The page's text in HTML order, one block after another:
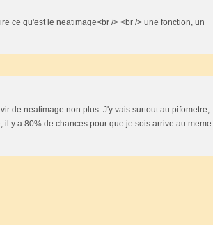
ce qu'est le neatimage<br /> <br /> une fonction, un
de neatimage non plus. J'y vais surtout au pifometre,
il y a 80% de chances pour que je sois arrive au meme